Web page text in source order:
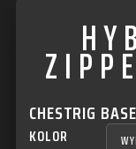
CHESTRIG BASE
KOLOR